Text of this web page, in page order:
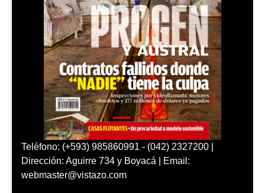
Teléfono: (+593) 985860991 - (042) 2327200 |
Dirección: Aguirre 734 y Boyacá | Email:
webmaster@vistazo.com